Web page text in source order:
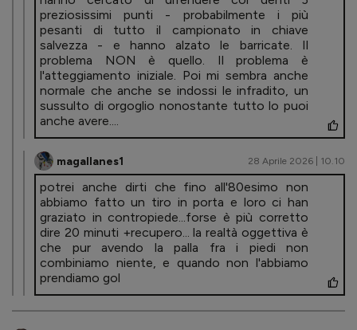
preziosissimi punti - probabilmente i più
pesanti di tutto il campionato in chiave
salvezza - e hanno alzato le barricate. Il
problema NON è quello. Il problema è
l'atteggiamento iniziale. Poi mi sembra anche
normale che anche se indossi le infradito, un
sussulto di orgoglio nonostante tutto lo puoi
anche avere....
magallanes1 28 Aprile 2026 | 10.10
potrei anche dirti che fino all'80esimo non
abbiamo fatto un tiro in porta e loro ci han
graziato in contropiede...forse è più corretto
dire 20 minuti +recupero... la realtà oggettiva è
che pur avendo la palla fra i piedi non
combiniamo niente, e quando non l'abbiamo
prendiamo gol